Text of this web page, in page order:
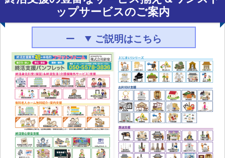
ップサービスのご案内
ご説明はこちら